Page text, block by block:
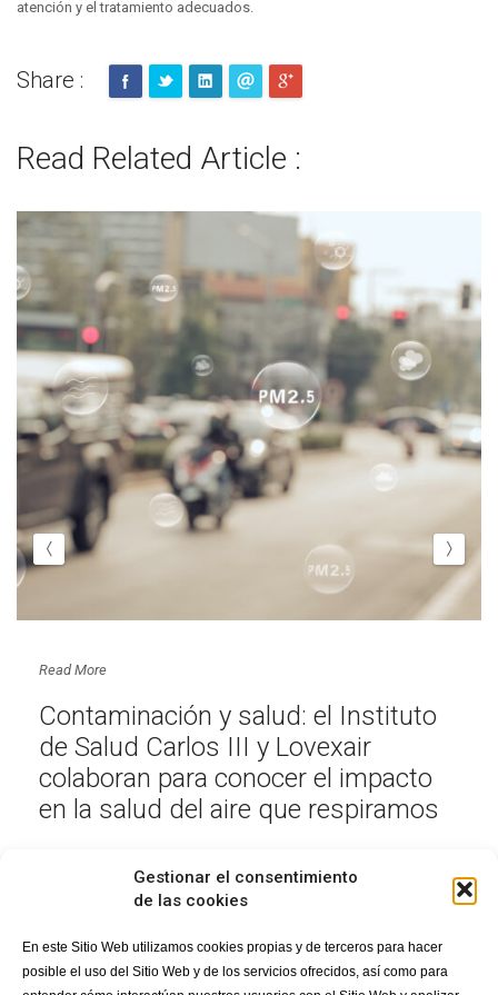
Gestionar el consentimiento
de las cookies
En este Sitio Web utilizamos cookies propias y de terceros para hacer
posible el uso del Sitio Web y de los servicios ofrecidos, así como para
atención y el tratamiento adecuados.
Share :
Read Related Article :
Read More
Contaminación y salud: el Instituto
de Salud Carlos III y Lovexair
colaboran para conocer el impacto
en la salud del aire que respiramos